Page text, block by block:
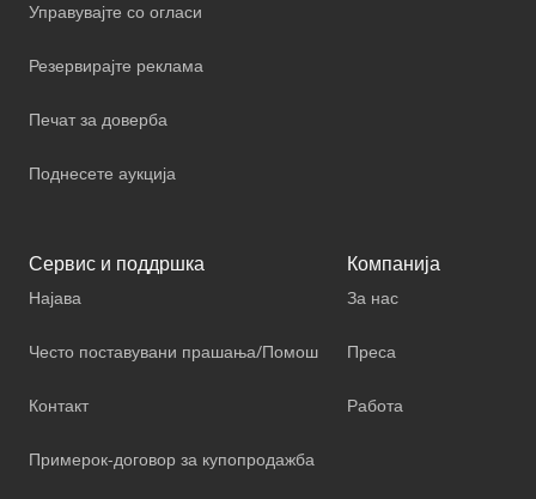
Управувајте со огласи
Резервирајте реклама
Печат за доверба
Поднесете аукција
Сервис и поддршка
Најава
Често поставувани прашања/Помош
Контакт
Примерок-договор за купопродажба
Компанија
За нас
Преса
Работа